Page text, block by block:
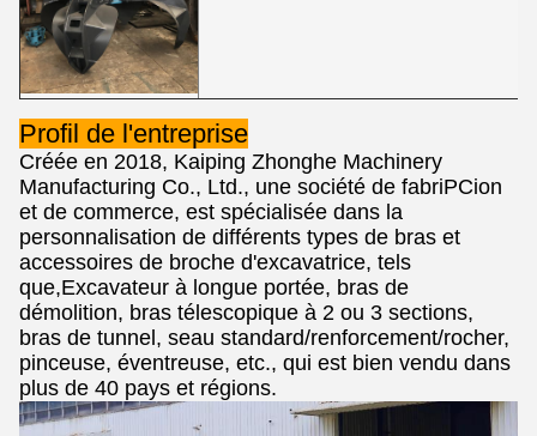
Profil de l'entreprise
Créée en 2018, Kaiping Zhonghe Machinery
Manufacturing Co., Ltd., une société de fabriPCion
et de commerce, est spécialisée dans la
personnalisation de différents types de bras et
accessoires de broche d'excavatrice, tels
que,Excavateur à longue portée, bras de
démolition, bras télescopique à 2 ou 3 sections,
bras de tunnel, seau standard/renforcement/rocher,
pinceuse, éventreuse, etc., qui est bien vendu dans
plus de 40 pays et régions.